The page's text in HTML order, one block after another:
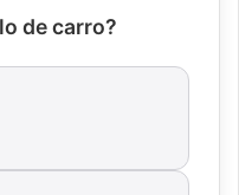
de carro?